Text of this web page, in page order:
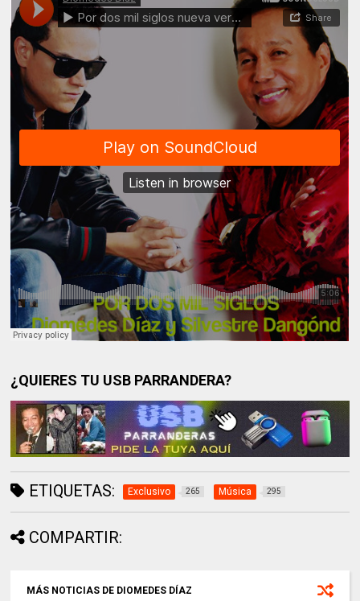
¿QUIERES TU USB PARRANDERA?
ETIQUETAS: Exclusivo 265 Música 295
COMPARTIR:
MÁS NOTICIAS DE DIOMEDES DÍAZ